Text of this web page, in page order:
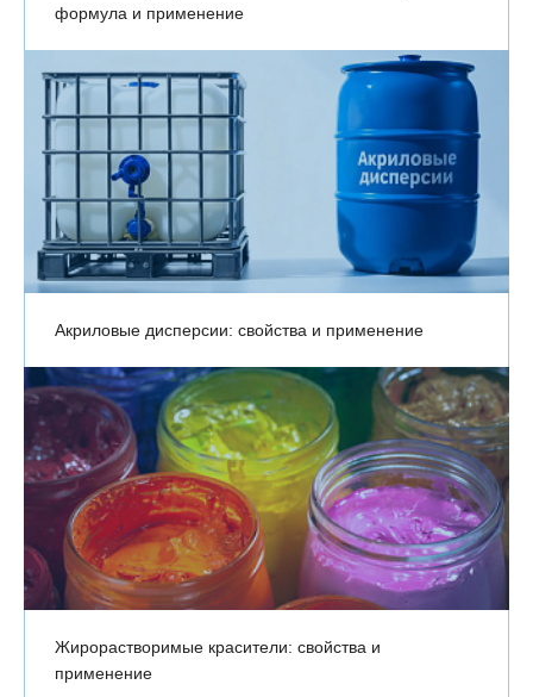
формула и применение
Акриловые дисперсии: свойства и применение
Жирорастворимые красители: свойства и
применение